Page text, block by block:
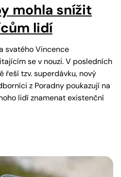
mohla snížit
lidí
svatého Vincence
se v nouzi. V posledních
řeší tzv. superdávku, nový
z Poradny poukazují na
lidí znamenat existenční